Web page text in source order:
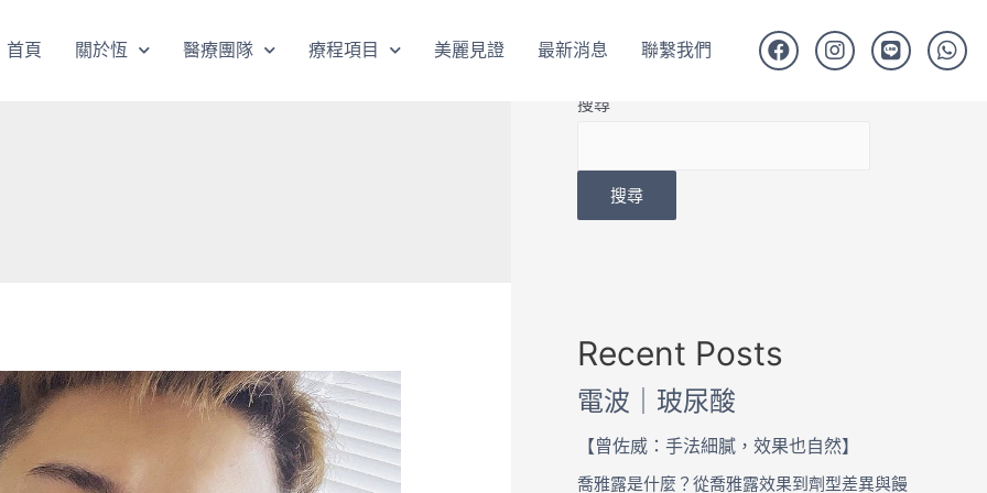
首頁 關於恆 醫療團隊 療程項目 美麗見證 最新消息 聯繫我們
搜尋
搜尋
Recent Posts
電波｜玻尿酸
【曾佐威：手法細膩，效果也自然】
喬雅露是什麼？從喬雅露效果到劑型差異與饅